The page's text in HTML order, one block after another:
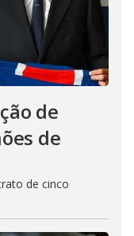
de
de
de cinco